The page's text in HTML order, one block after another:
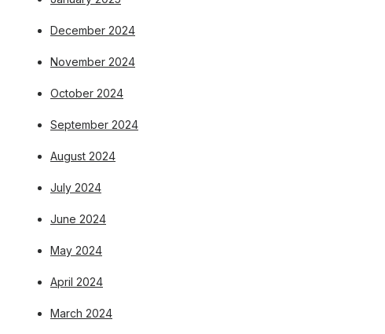
December 2024
November 2024
October 2024
September 2024
August 2024
July 2024
June 2024
May 2024
April 2024
March 2024